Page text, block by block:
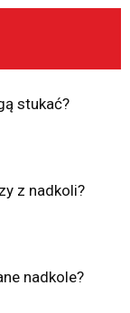
stukać?
z nadkoli?
nadkole?